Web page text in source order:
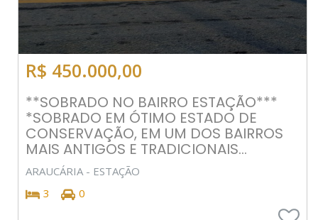
R$ 450.000,00
**SOBRADO NO BAIRRO ESTAÇÃO***
*SOBRADO EM ÓTIMO ESTADO DE
CONSERVAÇÃO, EM UM DOS BAIRROS
MAIS ANTIGOS E TRADICIONAIS...
ARAUCÁRIA - ESTAÇÃO
3
0